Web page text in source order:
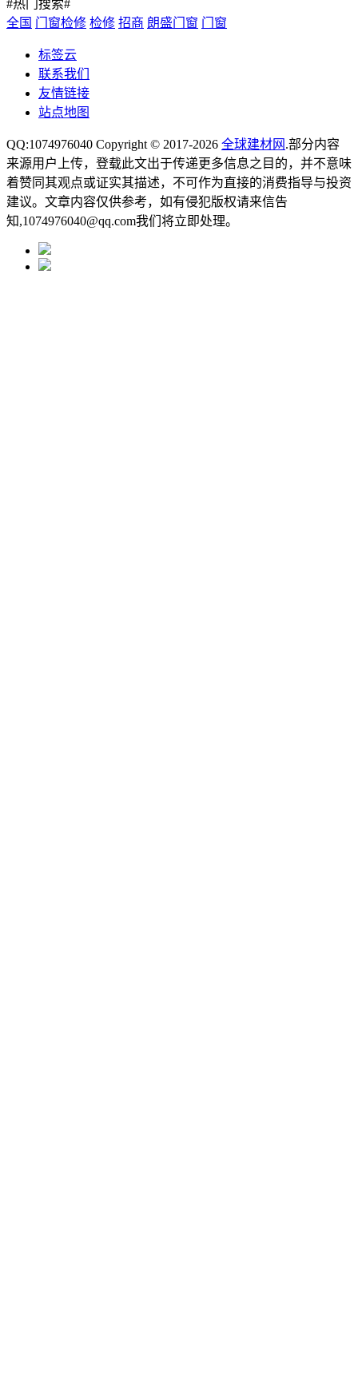
#热门搜索#
全国 门窗检修 检修 招商 朗盛门窗 门窗
标签云
联系我们
友情链接
站点地图
QQ:1074976040 Copyright © 2017-2026 全球建材网 .部分内容
来源用户上传，登载此文出于传递更多信息之目的，并不意味
着赞同其观点或证实其描述，不可作为直接的消费指导与投资
建议。文章内容仅供参考，如有侵犯版权请来信告
知,1074976040@qq.com我们将立即处理。